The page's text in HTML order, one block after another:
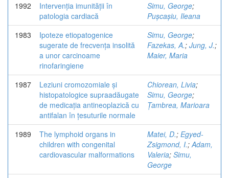
1992
Intervenția imunității în
patologia cardiacă
Simu, George;
Pușcașiu, Ileana
1983
Ipoteze etiopatogenice
sugerate de frecvența insolită
a unor carcinoame
rinofaringiene
Simu, George;
Fazekas, A.; Jung, J.;
Maier, Maria
1987
Leziuni cromozomiale și
histopatologice supraadăugate
de medicația antineoplazică cu
antifalan în țesuturile normale
Chiorean, Livia;
Simu, George;
Țambrea, Marioara
1989
The lymphoid organs in
children with congenital
cardiovascular malformations
Matei, D.; Egyed-
Zsigmond, I.;Adam,
Valeria; Simu,
George